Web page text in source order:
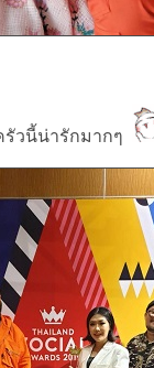
รัวนี้น่ารักมากๆ